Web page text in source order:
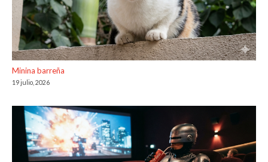
Minina barreña
19 julio, 2026